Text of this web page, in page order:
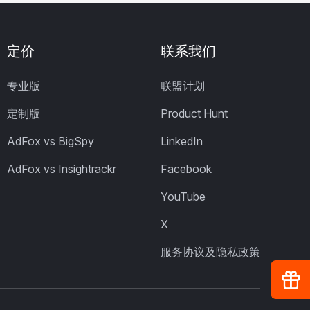
定价
专业版
定制版
AdFox vs BigSpy
AdFox vs Insightrackr
联系我们
联盟计划
Product Hunt
LinkedIn
Facebook
YouTube
X
服务协议及隐私政策